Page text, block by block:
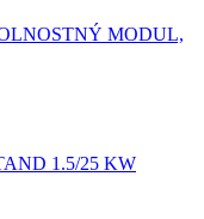
MODUL,
1.5/25 KW